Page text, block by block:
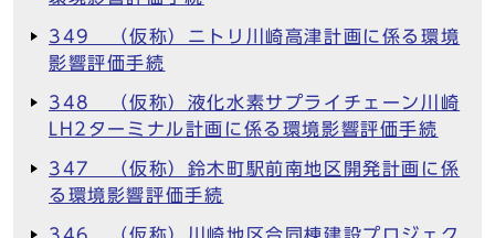
349 （仮称）ニトリ川崎高津計画に係る環境
影響評価手続
348 （仮称）液化水素サプライチェーン川崎
LH2ターミナル計画に係る環境影響評価手続
347 （仮称）鈴木町駅前南地区開発計画に係
る環境影響評価手続